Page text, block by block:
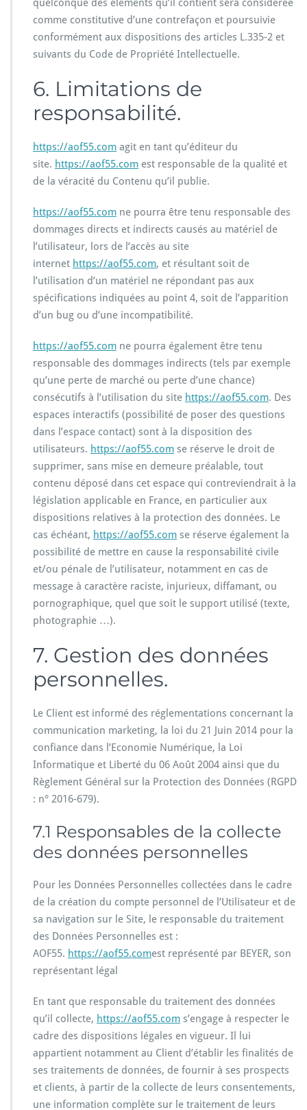
quelconque des éléments qu’il contient sera considérée
comme constitutive d’une contrefaçon et poursuivie
conformément aux dispositions des articles L.335-2 et
suivants du Code de Propriété Intellectuelle.
6. Limitations de
responsabilité.
https://aof55.com agit en tant qu’éditeur du
site. https://aof55.com est responsable de la qualité et
de la véracité du Contenu qu’il publie.
https://aof55.com ne pourra être tenu responsable des
dommages directs et indirects causés au matériel de
l’utilisateur, lors de l’accès au site
internet https://aof55.com, et résultant soit de
l’utilisation d’un matériel ne répondant pas aux
spécifications indiquées au point 4, soit de l’apparition
d’un bug ou d’une incompatibilité.
https://aof55.com ne pourra également être tenu
responsable des dommages indirects (tels par exemple
qu’une perte de marché ou perte d’une chance)
consécutifs à l’utilisation du site https://aof55.com. Des
espaces interactifs (possibilité de poser des questions
dans l’espace contact) sont à la disposition des
utilisateurs. https://aof55.com se réserve le droit de
supprimer, sans mise en demeure préalable, tout
contenu déposé dans cet espace qui contreviendrait à la
législation applicable en France, en particulier aux
dispositions relatives à la protection des données. Le
cas échéant, https://aof55.com se réserve également la
possibilité de mettre en cause la responsabilité civile
et/ou pénale de l’utilisateur, notamment en cas de
message à caractère raciste, injurieux, diffamant, ou
pornographique, quel que soit le support utilisé (texte,
photographie …).
7. Gestion des données
personnelles.
Le Client est informé des réglementations concernant la
communication marketing, la loi du 21 Juin 2014 pour la
confiance dans l’Economie Numérique, la Loi
Informatique et Liberté du 06 Août 2004 ainsi que du
Règlement Général sur la Protection des Données (RGPD
: n° 2016-679).
7.1 Responsables de la collecte
des données personnelles
Pour les Données Personnelles collectées dans le cadre
de la création du compte personnel de l’Utilisateur et de
sa navigation sur le Site, le responsable du traitement
des Données Personnelles est :
AOF55. https://aof55.comest représenté par BEYER, son
représentant légal
En tant que responsable du traitement des données
qu’il collecte, https://aof55.com s’engage à respecter le
cadre des dispositions légales en vigueur. Il lui
appartient notamment au Client d’établir les finalités de
ses traitements de données, de fournir à ses prospects
et clients, à partir de la collecte de leurs consentements,
une information complète sur le traitement de leurs